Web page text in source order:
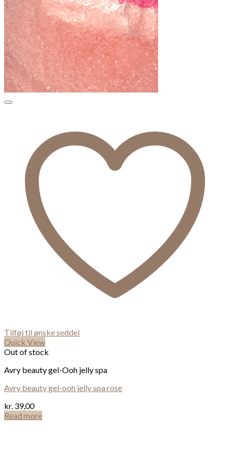
Tilføj til ønske seddel
Quick View
Out of stock
Avry beauty gel-Ooh jelly spa
Avry beauty gel-ooh jelly spa rose
kr. 39,00
Read more